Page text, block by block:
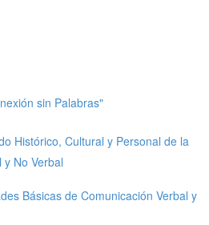
sin Palabras"
Histórico, Cultural y Personal de la
y No Verbal
Básicas de Comunicación Verbal y